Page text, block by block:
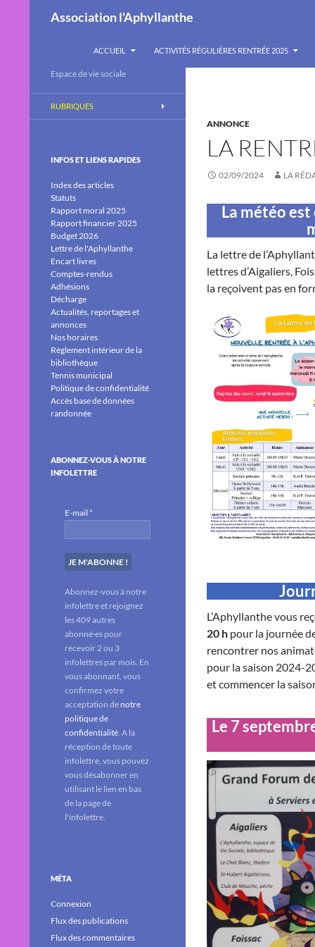
Association l'Aphyllanthe
ACCUEIL
ACTIVITÉS RÉGULIÈRES RENTRÉE 2025
ANNONCE
LA
02/09/2024 LA
La météo
La lettre de
lettres d’Aigaliers,
la reçoivent pas en
L’Aphyllanthe vous
20 h pour la journée
rencontrer nos
pour la saison 2024-
et commencer la
Le 7
Espace de vie sociale
RUBRIQUES
INFOS ET LIENS RAPIDES
Index des articles
Statuts
Rapport moral 2025
Rapport financier 2025
Budget 2026
Lettre de l'Aphyllanthe
Encart livres
Comptes-rendus
Adhésions
Décharge
Actualités, reportages et
annonces
Nos horaires
Règlement intérieur de la
bibliothèque
Tennis municipal
Politique de confidentialité
Accès base de données
randonnée
ABONNEZ-VOUS À NOTRE
INFOLETTRE
E-mail*
Abonnez-vous à notre
infolettre et rejoignez
les 409 autres
abonné·es pour
recevoir 2 ou 3
infolettres par mois. En
vous abonnant, vous
confirmez votre
acceptation de notre
politique de
confidentialité. A la
réception de toute
infolettre, vous pouvez
vous désabonner en
utilisant le lien en bas
de la page de
l'infolettre.
MÉTA
Connexion
Flux des publications
Flux des commentaires